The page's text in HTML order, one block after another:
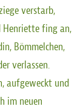
verstarb,
Henriette fing an,
Bömmelchen,
verlassen.
aufgeweckt und
im neuen